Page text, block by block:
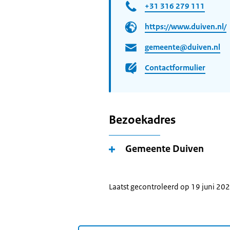
+31 316 279 111
https://www.duiven.nl/
gemeente@duiven.nl
Contactformulier
Bezoekadres
Gemeente Duiven
Laatst gecontroleerd op 19 juni